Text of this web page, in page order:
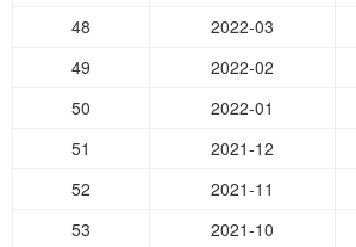
48 2022-03
49
2022-02
50
2022-01
51
2021-12
52
2021-11
53
2021-10